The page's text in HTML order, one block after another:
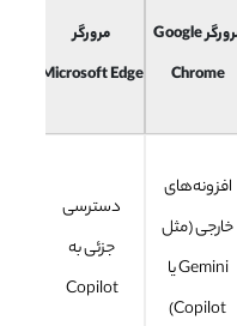
مرورگر Google
Chrome
مرورگر
Microsoft Edge
افزونه‌های
خارجی (مثل
Gemini یا
Copilot)
دسترسی
جزئی به
Copilot